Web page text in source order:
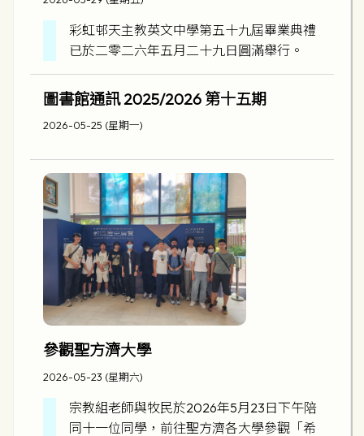
彩虹邨天主教英文中學第五十九屆畢業典禮
已於二零二六年五月二十九日圓滿舉行。
圖書館通訊 2025/2026 第十五期
2026-05-25 (星期一)
參觀聖方濟大學
2026-05-23 (星期六)
宗教組老師與牧民於2026年5月23日下午陪
同十一位同學，前往聖方濟各大學參觀「希